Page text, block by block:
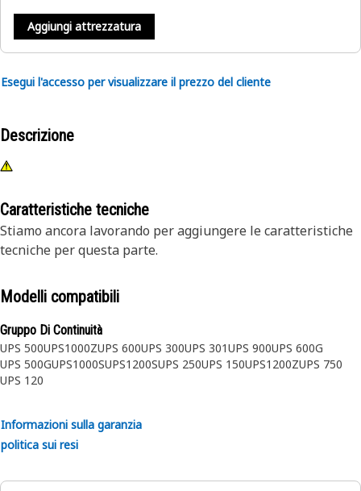
Aggiungi attrezzatura
Esegui l'accesso per visualizzare il prezzo del cliente
Descrizione
Caratteristiche tecniche
Stiamo ancora lavorando per aggiungere le caratteristiche
tecniche per questa parte.
Modelli compatibili
Gruppo Di Continuità
UPS 500UPS1000ZUPS 600UPS 300UPS 301UPS 900UPS 600G
UPS 500GUPS1000SUPS1200SUPS 250UPS 150UPS1200ZUPS 750
UPS 120
Informazioni sulla garanzia
politica sui resi